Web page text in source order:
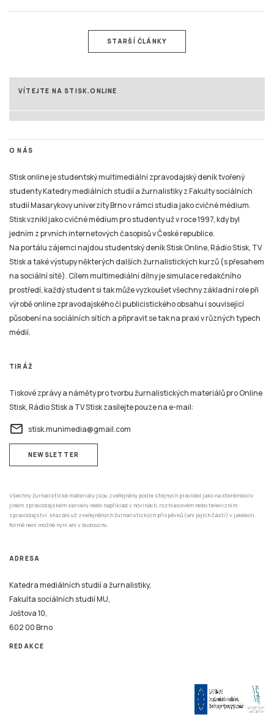
STARŠÍ ČLÁNKY
VÍTEJTE NA STISK.ONLINE
O NÁS
Stisk online je studentský multimediální zpravodajský deník tvořený
studenty Katedry mediálních studií a žurnalistiky z Fakulty sociálních
studií Masarykovy univerzity Brno v rámci studia jako cvičné médium.
Stisk vznikl jako cvičné médium pro studenty už v roce 1997, kdy byl
jedním z prvních internetových časopisů v České republice.
Na portálu zájemci najdou studentský deník Stisk Online, Rádio Stisk, TV
Stisk a také výstupy některých dalších žurnalistických kurzů (s přesahem
na sociální sítě). Cílem multimediální dílny je simulace redakčního
prostředí, každý student si tak může vyzkoušet všechny základní role při
výrobě online zpravodajského či publicistického obsahu i související
působení na sociálních sítích a připravit se tak na praxi v různých typech
médií.
TIRÁŽ
Tiskové zprávy a náměty pro tvorbu žurnalistických materiálů pro Online
Stisk, Rádio Stisk a TV Stisk zasílejte pouze na e-mail:
email stisk.munimedia@gmail.com
NEWSLETTER
Všechny žurnalistické materiály jsou zveřejněny podle stejných pravidel jako na kterémkoliv
jiném zpravodajském serveru nebo například v novinách, rozhlasovém nebo televizním
zpravodajství. Mazání už zveřejněných žurnalistických příspěvků (ani jejich částí) v jakékoli
formě není možné nyní ani v budoucnu.
ADRESA
Katedra mediálních studií a žurnalistiky,
Fakulta sociálních studií MU,
Joštova 10,
602 00 Brno
REDAKCE